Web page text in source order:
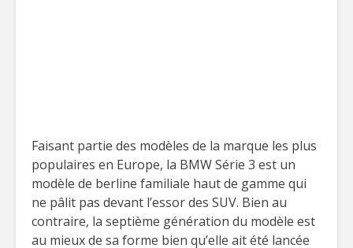
Faisant partie des modèles de la marque les plus
populaires en Europe, la BMW Série 3 est un
modèle de berline familiale haut de gamme qui
ne pâlit pas devant l’essor des SUV. Bien au
contraire, la septième génération du modèle est
au mieux de sa forme bien qu’elle ait été lancée